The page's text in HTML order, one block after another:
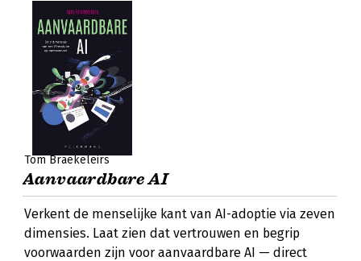
Tom Braekeleirs
Aanvaardbare AI
Verkent de menselijke kant van AI-adoptie via zeven
dimensies. Laat zien dat vertrouwen en begrip
voorwaarden zijn voor aanvaardbare AI — direct